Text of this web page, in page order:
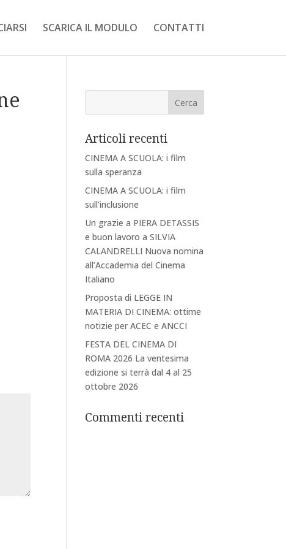
SCARICA IL MODULO CONTATTI
Articoli recenti
CINEMA A SCUOLA: i film
sulla speranza
CINEMA A SCUOLA: i film
sull’inclusione
Un grazie a PIERA DETASSIS
e buon lavoro a SILVIA
CALANDRELLI Nuova nomina
all’Accademia del Cinema
Italiano
Proposta di LEGGE IN
MATERIA DI CINEMA: ottime
notizie per ACEC e ANCCI
FESTA DEL CINEMA DI
ROMA 2026 La ventesima
edizione si terrà dal 4 al 25
ottobre 2026
Commenti recenti